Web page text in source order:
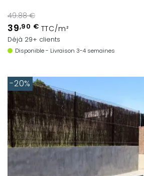
49.88 €
39,90 € TTC/m²
Déjà 29+ clients
Disponible - Livraison 3-4 semaines
-20%